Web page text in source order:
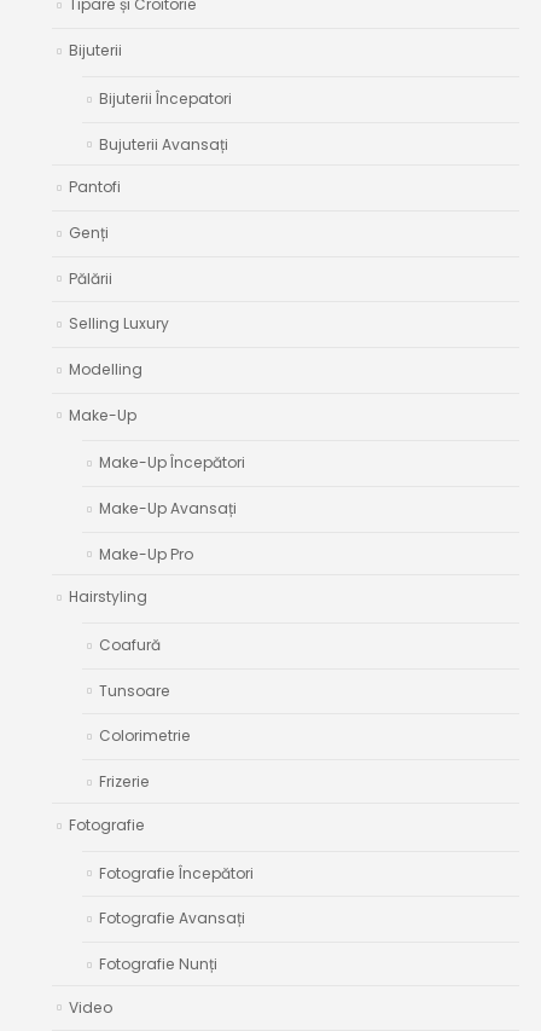
Tipare și Croitorie
Bijuterii
Bijuterii Începatori
Bujuterii Avansați
Pantofi
Genți
Pălării
Selling Luxury
Modelling
Make-Up
Make-Up Începători
Make-Up Avansați
Make-Up Pro
Hairstyling
Coafură
Tunsoare
Colorimetrie
Frizerie
Fotografie
Fotografie Începători
Fotografie Avansați
Fotografie Nunți
Video